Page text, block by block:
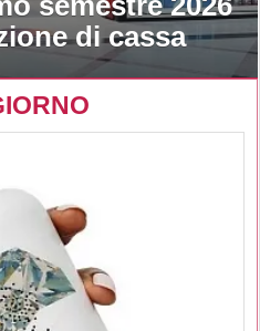
di cassa